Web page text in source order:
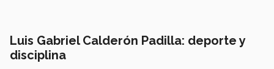
Luis Gabriel Calderón Padilla: deporte y
disciplina